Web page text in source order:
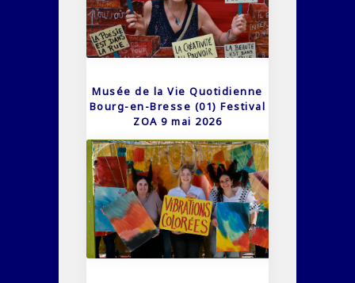
Musée de la Vie Quotidienne
Bourg-en-Bresse (01) Festival
ZOA 9 mai 2026